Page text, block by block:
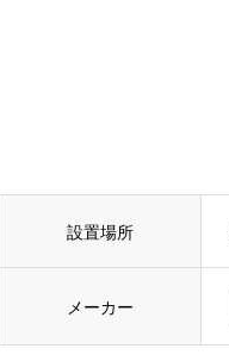
設置場所
メーカー